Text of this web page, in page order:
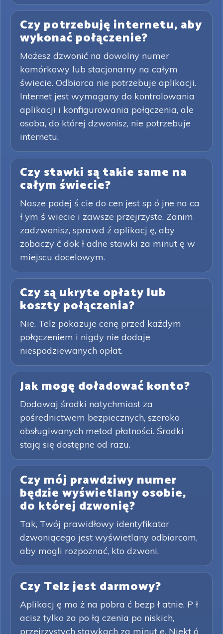
Czy potrzebuję internetu, aby
wykonać połączenie?
Możesz dzwonić na dowolny numer
komórkowy lub stacjonarny na całym
świecie. Odbiorca nie potrzebuje aplikacji.
Internet jest wymagany do kontrolowania
aplikacji i konfigurowania połączenia, ale
osoba, do której dzwonisz, nie potrzebuje
internetu.
Czy stawki są takie same na
całym świecie?
Nasze podej ś cie do cen jest sp ó jne na ca
ł ym ś wiecie i zawsze przejrzyste. Zanim
zadzwonisz, sprawd ź aplikacj ę, aby
zobaczy ć dok ł adne stawki za minut ę w
miejscu docelowym.
Czy są ukryte opłaty lub
koszty połączenia?
Nie. Telz pokazuje cenę przed każdym
połączeniem i nigdy nie dodaje
niespodziewanych opłat.
Jak mogę doładować konto?
Dodawaj środki natychmiast za
pośrednictwem bezpiecznych, szeroko
obsługiwanych metod płatności. Środki
stają się dostępne od razu.
Czy mój prawdziwy numer
będzie wyświetlany osobie,
do której dzwonię?
Tak, Twój prawidłowy identyfikator
dzwoniącego jest wyświetlany odbiorcom,
aby mogli rozpoznać, kto dzwoni.
Czy Telz jest darmowy?
Aplikacj ę mo ż na pobra ć bezp ł atnie. P ł
acisz tylko za po łą czenia po niskich,
przejrzystych stawkach za minut ę. Niekt ó